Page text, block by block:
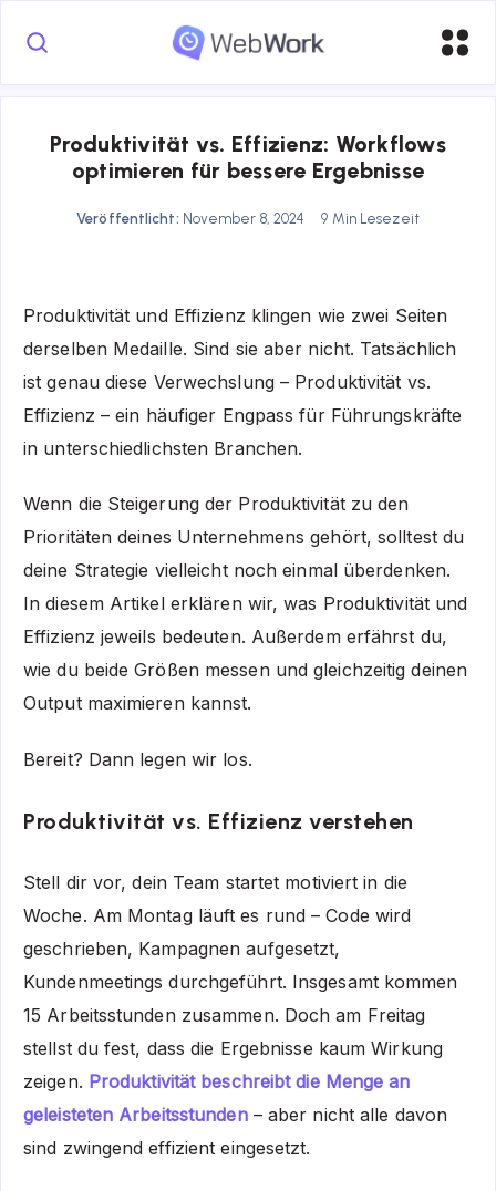
Produktivität vs. Effizienz: Workflows
optimieren für bessere Ergebnisse
Veröffentlicht: November 8, 2024 9 Min Lesezeit
Produktivität und Effizienz klingen wie zwei Seiten
derselben Medaille. Sind sie aber nicht. Tatsächlich
ist genau diese Verwechslung – Produktivität vs.
Effizienz – ein häufiger Engpass für Führungskräfte
in unterschiedlichsten Branchen.
Wenn die Steigerung der Produktivität zu den
Prioritäten deines Unternehmens gehört, solltest du
deine Strategie vielleicht noch einmal überdenken.
In diesem Artikel erklären wir, was Produktivität und
Effizienz jeweils bedeuten. Außerdem erfährst du,
wie du beide Größen messen und gleichzeitig deinen
Output maximieren kannst.
Bereit? Dann legen wir los.
Produktivität vs. Effizienz verstehen
Stell dir vor, dein Team startet motiviert in die
Woche. Am Montag läuft es rund – Code wird
geschrieben, Kampagnen aufgesetzt,
Kundenmeetings durchgeführt. Insgesamt kommen
15 Arbeitsstunden zusammen. Doch am Freitag
stellst du fest, dass die Ergebnisse kaum Wirkung
zeigen. Produktivität beschreibt die Menge an
geleisteten Arbeitsstunden– aber nicht alle davon
sind zwingend effizient eingesetzt.